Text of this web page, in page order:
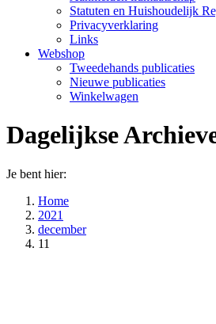
Statuten en Huishoudelijk
Privacyverklaring
Links
Webshop
Tweedehands publicaties
Nieuwe publicaties
Winkelwagen
Dagelijkse
Je bent hier:
Home
2021
december
11